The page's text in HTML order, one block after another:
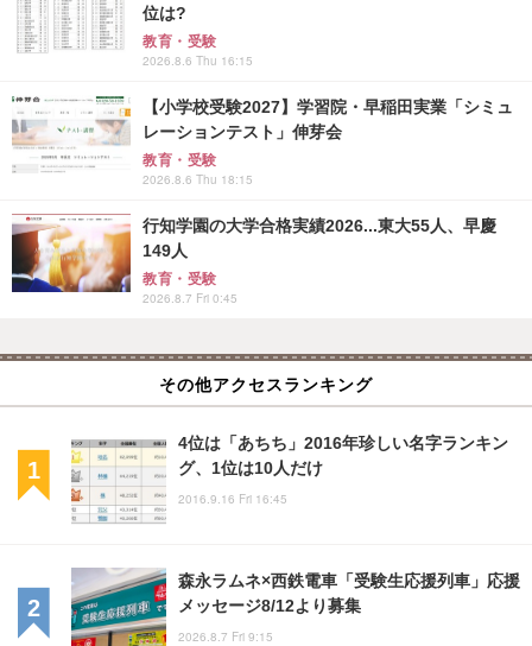
位は?
教育・受験
2026.8.6 Thu 16:15
【小学校受験2027】学習院・早稲田実業「シミュ
レーションテスト」伸芽会
教育・受験
2026.8.6 Thu 18:15
行知学園の大学合格実績2026...東大55人、早慶
149人
教育・受験
2026.8.7 Fri 0:45
その他アクセスランキング
4位は「あちち」2016年珍しい名字ランキン
グ、1位は10人だけ
2016.9.16 Fri 16:45
森永ラムネ×西鉄電車「受験生応援列車」応援
メッセージ8/12より募集
2026.8.7 Fri 9:15